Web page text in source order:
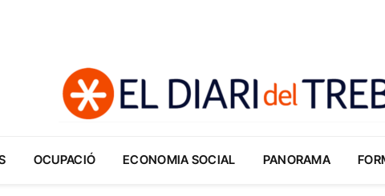
OCUPACIÓ ECONOMIA SOCIAL PANORAMA